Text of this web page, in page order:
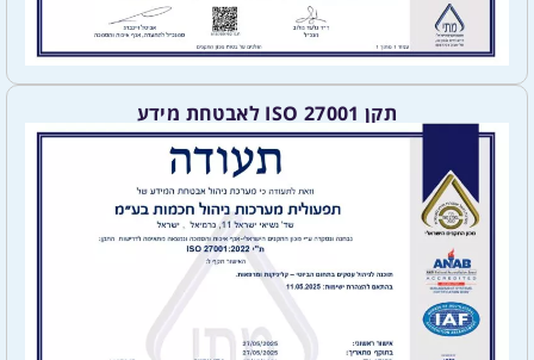
תקן ISO 27001 לאבטחת מידע